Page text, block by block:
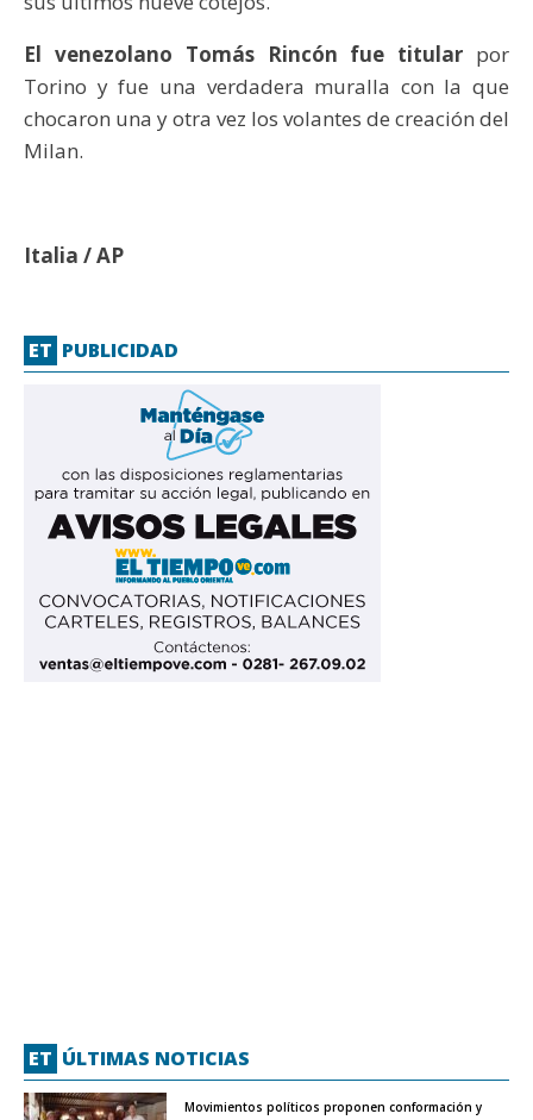
El venezolano Tomás Rincón fue titular por
Torino y fue una verdadera muralla con la que
chocaron una y otra vez los volantes de creación del
Milan.
Italia / AP
ET PUBLICIDAD
ET ÚLTIMAS NOTICIAS
Movimientos políticos proponen conformación y